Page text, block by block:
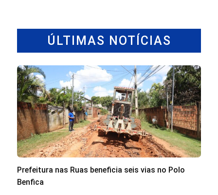
ÚLTIMAS NOTÍCIAS
Prefeitura nas Ruas beneficia seis vias no Polo
Benfica